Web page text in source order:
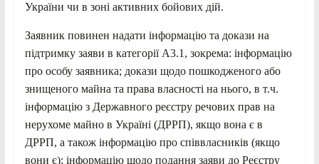
України чи в зоні активних бойових дій.
Заявник повинен надати інформацію та докази на
підтримку заяви в категорії А3.1, зокрема: інформацію
про особу заявника; докази щодо пошкодженого або
знищеного майна та права власності на нього, в т.ч.
інформацію з Державного реєстру речових прав на
нерухоме майно в Україні (ДРРП), якщо вона є в
ДРРП, а також інформацію про співвласників (якщо
вони є); інформацію щодо подання заяви до Реєстру